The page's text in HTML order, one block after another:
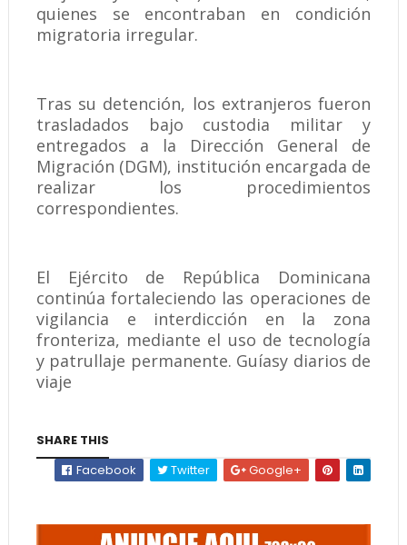
quienes se encontraban en condición
migratoria irregular.
Tras su detención, los extranjeros fueron
trasladados bajo custodia militar y
entregados a la Dirección General de
Migración (DGM), institución encargada de
realizar los procedimientos
correspondientes.
El Ejército de República Dominicana
continúa fortaleciendo las operaciones de
vigilancia e interdicción en la zona
fronteriza, mediante el uso de tecnología
y patrullaje permanente. Guíasy diarios de
viaje
SHARE THIS
Facebook
Twitter Google+